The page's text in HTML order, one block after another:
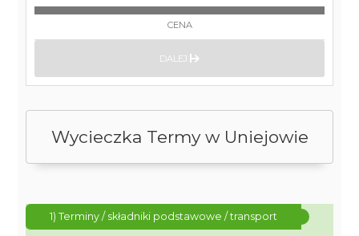
Wycieczka Termy w Uniejowie
1) Terminy / składniki podstawowe / transport
CENA
DALEJ